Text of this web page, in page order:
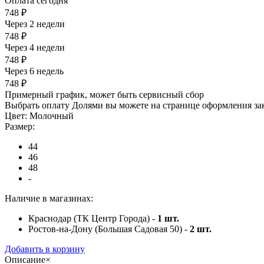
748 ₽
Через 2 недели
748 ₽
Через 4 недели
748 ₽
Через 6 недель
748 ₽
Примерный график, может быть сервисный сбор
Выбрать оплату Долями вы можете на странице оформления
Цвет: Молочный
Размер:
44
46
48
-
Наличие в магазинах:
Краснодар (ТК Центр Города) - 1 шт.
Ростов-на-Дону (Большая Садовая 50) - 2 шт.
Добавить в корзину
Описание×